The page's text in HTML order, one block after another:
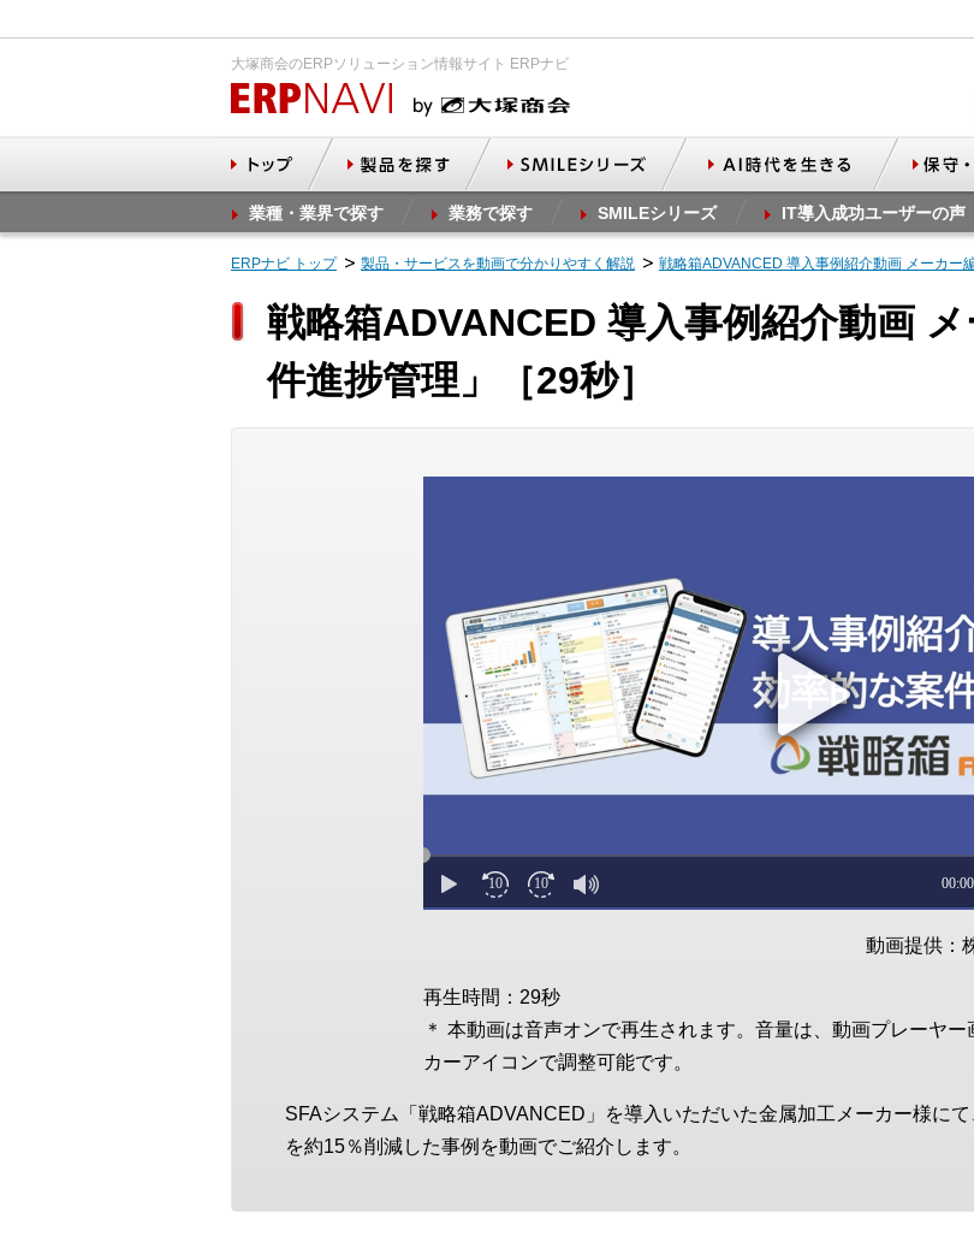
大塚商会のERPソリューション情報サイト ERPナビ
業種・業界で探す 業務で探す SMILEシリーズ IT導入成功ユーザーの声
ERPナビ トップ 製品・サービスを動画で分かりやすく解説 戦略箱ADVANCED 導入事例紹介動画 メーカー
戦略箱ADVANCED 導入事例紹介動画
件進捗管理」［29秒］
動画提供：
再生時間：29秒
＊ 本動画は音声オンで再生されます。音量は、動画プレーヤ
カーアイコンで調整可能です。
SFAシステム「戦略箱ADVANCED」を導入いただいた金属加工メーカー様に
を約15％削減した事例を動画でご紹介します。